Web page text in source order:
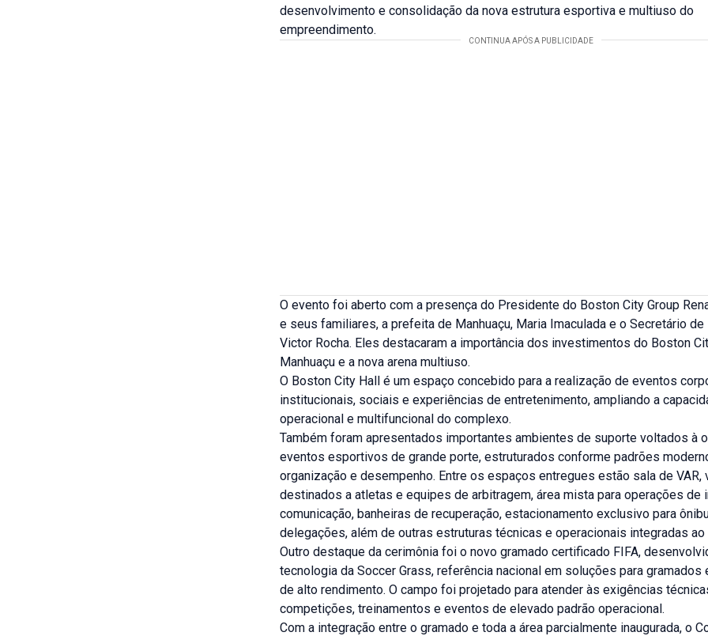
desenvolvimento e consolidação da nova estrutura esportiva e multiuso do
empreendimento.
O evento foi aberto com a presença do Presidente do Boston City Group
e seus familiares, a prefeita de Manhuaçu, Maria Imaculada e o Secretário
Victor Rocha. Eles destacaram a importância dos investimentos do Boston
Manhuaçu e a nova arena multiuso.
O Boston City Hall é um espaço concebido para a realização de eventos
institucionais, sociais e experiências de entretenimento, ampliando a
operacional e multifuncional do complexo.
Também foram apresentados importantes ambientes de suporte voltados à
eventos esportivos de grande porte, estruturados conforme padrões
organização e desempenho. Entre os espaços entregues estão sala de VAR,
destinados a atletas e equipes de arbitragem, área mista para operações de
comunicação, banheiras de recuperação, estacionamento exclusivo para
delegações, além de outras estruturas técnicas e operacionais integradas ao
Outro destaque da cerimônia foi o novo gramado certificado FIFA,
tecnologia da Soccer Grass, referência nacional em soluções para gramados
de alto rendimento. O campo foi projetado para atender às exigências
competições, treinamentos e eventos de elevado padrão operacional.
Com a integração entre o gramado e toda a área parcialmente inaugurada, o